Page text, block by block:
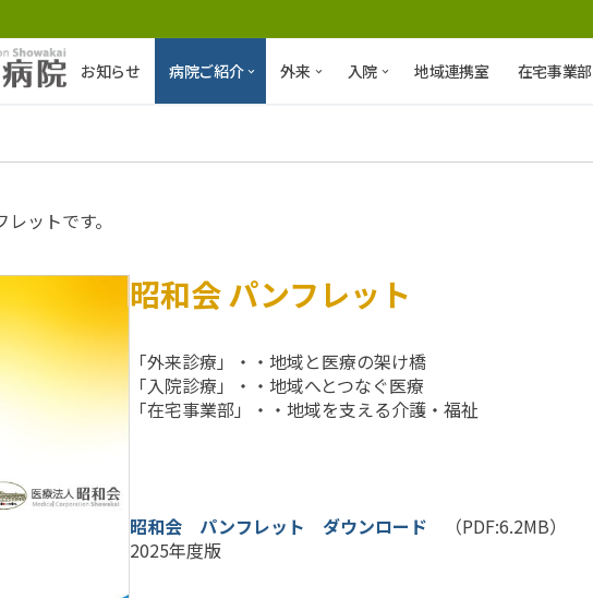
お知らせ 病院ご紹介 外来 入院 地域連携室 在宅事業部
検
お知らせ
病院ご紹介
概要・沿革
フロア案内
外来top
入院
入院top
地域連携室
ットです。
昭和会 パンフレット
「外来診療」・・地域と医療の架け橋
「入院診療」・・地域へとつなぐ医療
「在宅事業部」・・地域を支える介護・福祉
昭和会 パンフレット ダウンロード （PDF:6.2MB）
2025年度版